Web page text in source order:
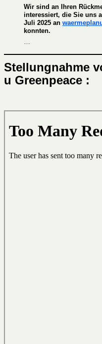
Wir sind an Ihren
interessiert, die Sie uns
Juli 2025 an
konnten.
…
Stellungnahme
u Greenpeace :